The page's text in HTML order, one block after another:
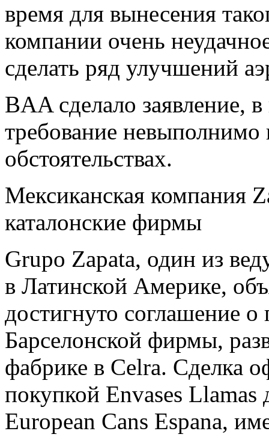
время для вынесения
компании очень
сделать ряд улучшений
BAA сделало заявление,
требование
обстоятельствах.
Мексиканская компания
каталонские фирмы
Grupo Zapata, один из
в Латинской Америке,
достигнуто соглашение
Барселонской фирмы,
фабрике в Celra. Сделка
покупкой Envases
European Cans Espana,